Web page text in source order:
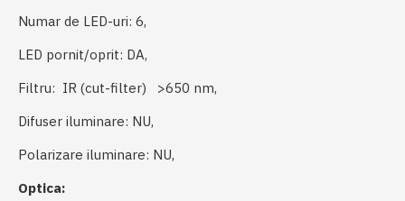
Numar de LED-uri: 6,
LED pornit/oprit: DA,
Filtru: IR (cut-filter) >650 nm,
Difuser iluminare: NU,
Polarizare iluminare: NU,
Optica: